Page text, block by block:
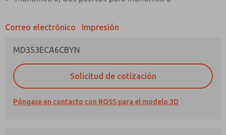
Correo electrónico Impresión
MD353ECA6CBYN
Solicitud de cotización
Póngase en contacto con ROSS para el modelo 3D
¿Método de Contacto Preferido?
Correo Electrónico
Teléfono
Envíenme actualizaciones periódicas sobre